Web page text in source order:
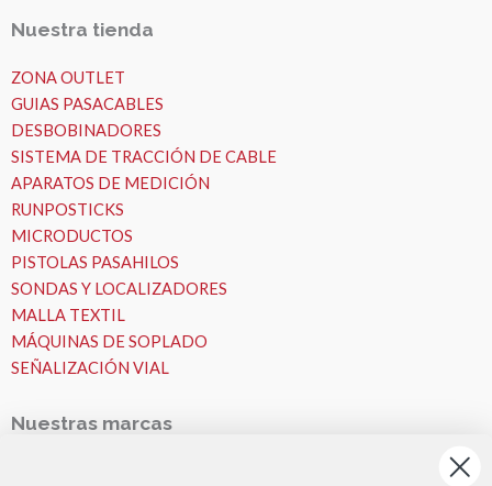
Nuestra tienda
ZONA OUTLET
GUIAS PASACABLES
DESBOBINADORES
SISTEMA DE TRACCIÓN DE CABLE
APARATOS DE MEDICIÓN
RUNPOSTICKS
MICRODUCTOS
PISTOLAS PASAHILOS
SONDAS Y LOCALIZADORES
MALLA TEXTIL
MÁQUINAS DE SOPLADO
SEÑALIZACIÓN VIAL
Nuestras marcas